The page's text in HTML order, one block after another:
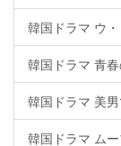
韓国ドラマ ウ
韓国ドラマ 青
韓国ドラマ 美
韓国ドラマ ム